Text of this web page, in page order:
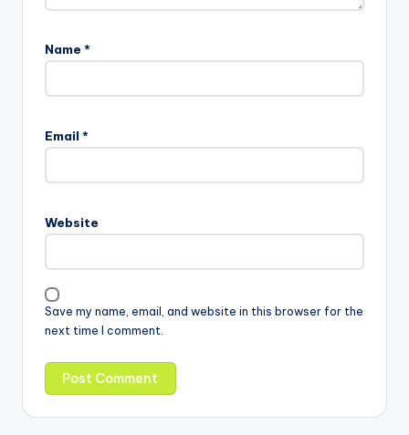
Name *
Email *
Website
Save my name, email, and website in this browser for the
next time I comment.